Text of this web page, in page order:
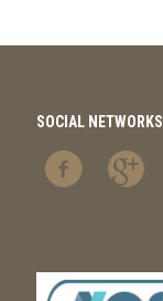
SOCIAL NETWORKS